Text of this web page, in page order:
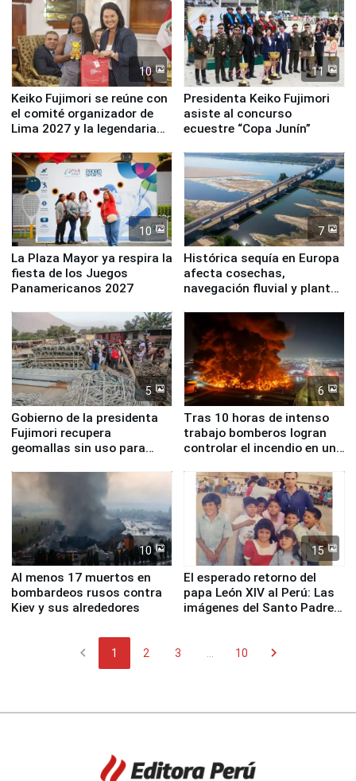
10
Keiko Fujimori se reúne con
el comité organizador de
Lima 2027 y la legendaria
11
Presidenta Keiko Fujimori
asiste al concurso
ecuestre “Copa Junín”
10
La Plaza Mayor ya respira la
fiesta de los Juegos
Panamericanos 2027
7
Histórica sequía en Europa
afecta cosechas,
navegación fluvial y plantas
5
Gobierno de la presidenta
Fujimori recupera
geomallas sin uso para
Fenómeno El Niño
6
Tras 10 horas de intenso
trabajo bomberos logran
controlar el incendio en una
de Chile
10
Al menos 17 muertos en
bombardeos rusos contra
Kiev y sus alrededores
15
El esperado retorno del
papa León XIV al Perú: Las
imágenes del Santo Padre
chevron_left 1 2 3 10 chevron_right